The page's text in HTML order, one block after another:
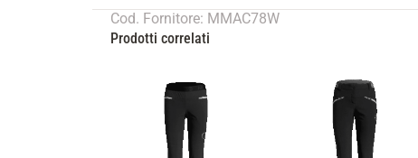
Cod. Fornitore: MMAC78W
Prodotti correlati